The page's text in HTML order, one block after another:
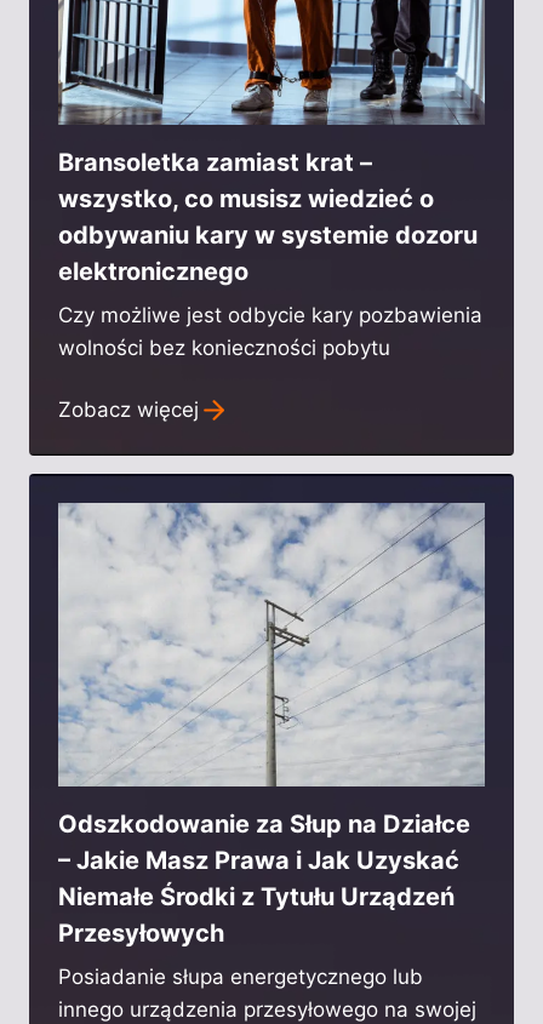
Bransoletka zamiast krat –
wszystko, co musisz wiedzieć o
odbywaniu kary w systemie dozoru
elektronicznego
Czy możliwe jest odbycie kary pozbawienia
wolności bez konieczności pobytu
Zobacz więcej
Odszkodowanie za Słup na Działce
– Jakie Masz Prawa i Jak Uzyskać
Niemałe Środki z Tytułu Urządzeń
Przesyłowych
Posiadanie słupa energetycznego lub
innego urządzenia przesyłowego na swojej